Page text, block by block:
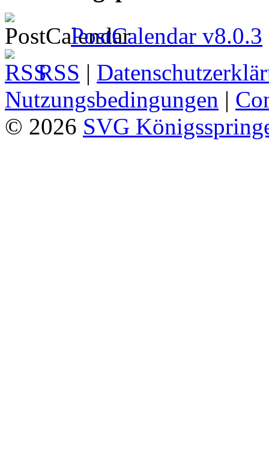
PostCalendar v8.0.3
RSS |
Nutzungsbedingungen |
© 2026 SVG